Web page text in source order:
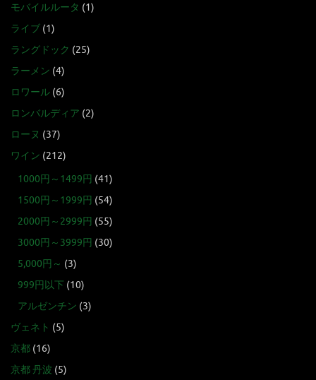
モバイルルータ (1)
ライブ (1)
ラングドック (25)
ラーメン (4)
ロワール (6)
ロンバルディア (2)
ローヌ (37)
ワイン (212)
1000円～1499円 (41)
1500円～1999円 (54)
2000円～2999円 (55)
3000円～3999円 (30)
5,000円～ (3)
999円以下 (10)
アルゼンチン (3)
ヴェネト (5)
京都 (16)
京都 丹波 (5)